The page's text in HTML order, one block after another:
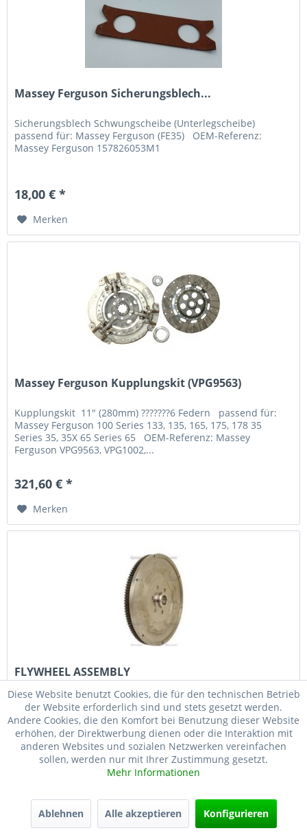
Massey Ferguson Sicherungsblech...
Sicherungsblech Schwungscheibe (Unterlegscheibe)
passend für: Massey Ferguson (FE35) OEM-Referenz:
Massey Ferguson 157826053M1
18,00 € *
Merken
Massey Ferguson Kupplungskit (VPG9563)
Kupplungskit 11" (280mm) ???????6 Federn passend für:
Massey Ferguson 100 Series 133, 135, 165, 175, 178 35
Series 35, 35X 65 Series 65 OEM-Referenz: Massey
Ferguson VPG9563, VPG1002,...
321,60 € *
Merken
FLYWHEEL ASSEMBLY
Schwungscheibe mit Zahnkranz passend für: Massey
Ferguson 283 Brazilian, 290 Brazilian, 292 Brazilian, 390E
Brazilian, 425 Brazilian, 435 Brazilian, 440 Brazilian, 445
Brazilian, 460 Brazilian, 492 Brazilian ...
Merken
Diese Website benutzt Cookies, die für den technischen Betrieb
der Website erforderlich sind und stets gesetzt werden.
Andere Cookies, die den Komfort bei Benutzung dieser Website
erhöhen, der Direktwerbung dienen oder die Interaktion mit
anderen Websites und sozialen Netzwerken vereinfachen
sollen, werden nur mit Ihrer Zustimmung gesetzt.
Mehr Informationen
Ablehnen Alle akzeptieren Konfigurieren